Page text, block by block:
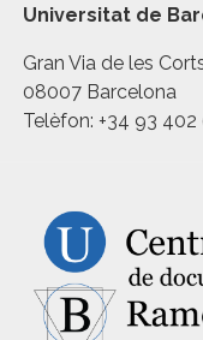
Universitat de
Gran Via de les
08007 Barcelona
Telèfon: +34 93 402